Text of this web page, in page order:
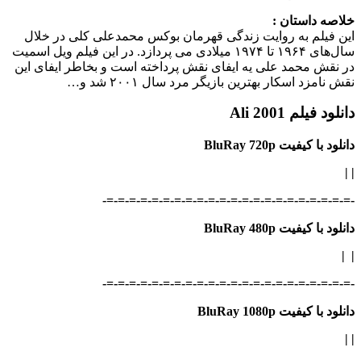
خلاصه داستان :
این فیلم به روایت زندگی قهرمان بوکس محمدعلی کلی در خلال
سال‌های ۱۹۶۴ تا ۱۹۷۴ میلادی می‌ پردازد. در این فیلم ویل اسمیت
در نقش محمد علی یه ایفای نقش پرداخته است و بخاطر ایفای این
نقش نامزد اسکار بهترین بازیگر مرد سال ۲۰۰۱ شد و…
دانلود فیلم Ali 2001
دانلود با کیفیت BluRay 720p
|
|
-=-=-=-=-=-=-=-=-=-=-=-=-=-=-=-=-=-=-=-=-=-=-
دانلود با کیفیت BluRay 480p
|
|
-=-=-=-=-=-=-=-=-=-=-=-=-=-=-=-=-=-=-=-=-=-=-
دانلود با کیفیت BluRay 1080p
|
|